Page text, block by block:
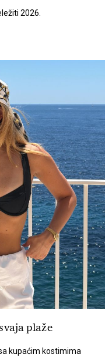
2026.
plaže
kupaćim kostimima